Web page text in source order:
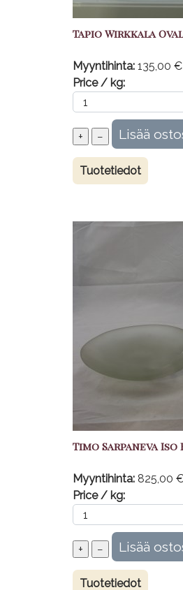
Tapio Wirkkala
Myyntihinta: 135,00 €
Price / kg:
Tuotetiedot
Timo Sarpaneva
Myyntihinta: 825,00
Price / kg:
Tuotetiedot